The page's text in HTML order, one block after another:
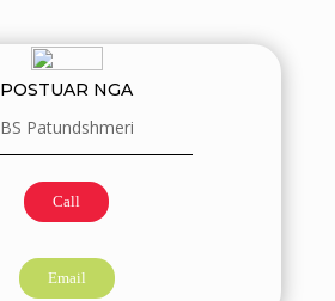
POSTUAR NGA
BS Patundshmeri
Call
Email